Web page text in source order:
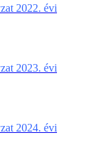
2022. évi
2023. évi
2024. évi